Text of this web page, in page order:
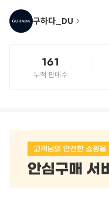
구하다_DU
161
누적 판매수